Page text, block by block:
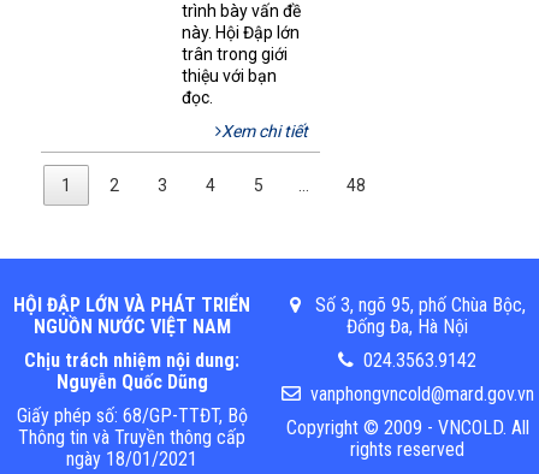
trình bày vấn đề
này. Hội Đập lớn
trân trong giới
thiệu với bạn
đọc.
Xem chi tiết
1 2 3 4 5 48
HỘI ĐẬP LỚN VÀ PHÁT TRIỂN
NGUỒN NƯỚC VIỆT NAM
Chịu trách nhiệm nội dung:
Nguyễn Quốc Dũng
Giấy phép số: 68/GP-TTĐT, Bộ
Thông tin và Truyền thông cấp
ngày 18/01/2021
Số 3, ngõ 95, phố Chùa Bộc,
Đống Đa, Hà Nội
024.3563.9142
vanphongvncold@mard.gov.vn
Copyright © 2009 - VNCOLD. All
rights reserved